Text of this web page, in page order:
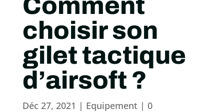
Comment
choisir son
gilet tactique
d’airsoft ?
Déc 27, 2021 | Equipement| 0